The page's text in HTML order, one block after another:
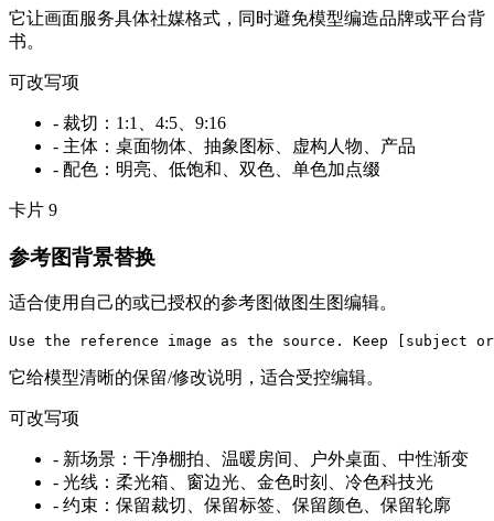
它让画面服务具体社媒格式，同时避免模型编造品牌或平台背
书。
可改写项
- 裁切：1:1、4:5、9:16
- 主体：桌面物体、抽象图标、虚构人物、产品
- 配色：明亮、低饱和、双色、单色加点缀
卡片 9
参考图背景替换
适合使用自己的或已授权的参考图做图生图编辑。
Use the reference image as the source. Keep [subject
它给模型清晰的保留/修改说明，适合受控编辑。
可改写项
- 新场景：干净棚拍、温暖房间、户外桌面、中性渐变
- 光线：柔光箱、窗边光、金色时刻、冷色科技光
- 约束：保留裁切、保留标签、保留颜色、保留轮廓